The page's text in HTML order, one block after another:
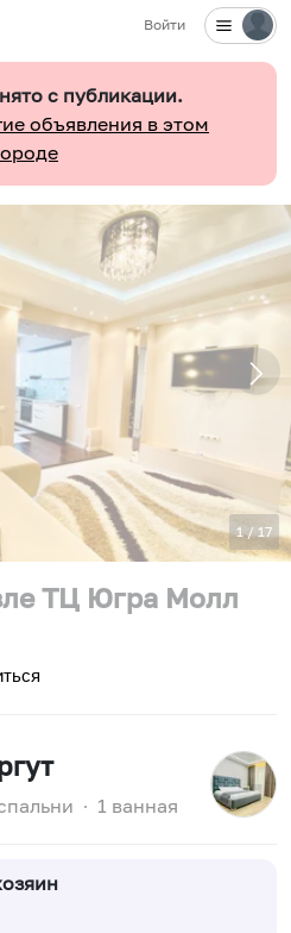
Войти
с публикации.
объявления в этом
1/ 17
ТЦ Югра Молл
∙ 1 ванная